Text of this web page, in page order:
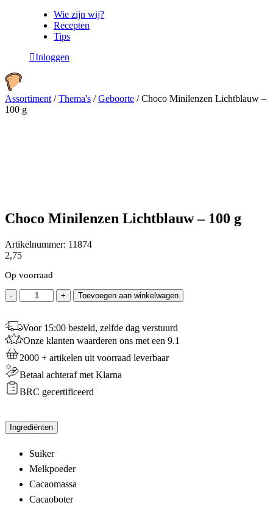
Wie zijn wij?
Recepten
Tips
Inloggen
Assortiment /Thema's /Geboorte /Choco Minilenzen Lichtblauw –
100 g
Choco Minilenzen Lichtblauw – 100 g
Artikelnummer: 11874
2,75
Op voorraad
-
Choco
Minilenzen
-
100
aantal
+ Toevoegen aan winkelwagen
Voor 15:00 besteld, zelfde dag verstuurd
Onze klanten waarderen ons met een 9.1
2000 + artikelen uit voorraad leverbaar
Betaal achteraf met Klarna
BRC gecertificeerd
Ingrediënten
Suiker
Melkpoeder
Cacaomassa
Cacaoboter